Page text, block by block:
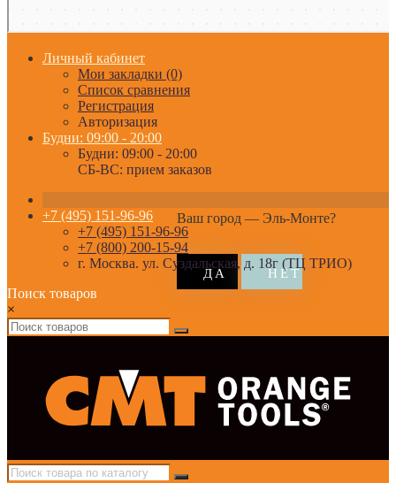
Личный кабинет
Мои закладки (0)
Список сравнения
Регистрация
Авторизация
Будни: 09:00 - 20:00
Будни: 09:00 - 20:00
СБ-ВС: прием заказов
Ваш город — Эль-Монте?
+7 (495) 151-96-96
+7 (495) 151-96-96
+7 (800) 200-15-94
г. Москва. ул. Суздальская, д. 18г (ТЦ ТРИО)
Поиск товаров
×